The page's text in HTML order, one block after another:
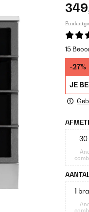
15
-27%
JE
30
1